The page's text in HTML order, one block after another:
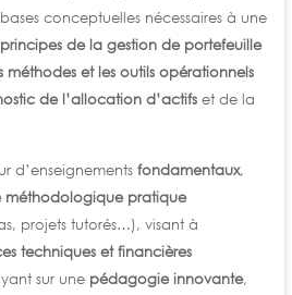
conceptuelles nécessaires à une
de la gestion de portefeuille
méthodes et les outils opérationnels
de l’allocation d’actifset de la
d’enseignements fondamentaux,
méthodologique pratique
projets tutorés…), visant à
techniques et financières
sur une pédagogie innovante,